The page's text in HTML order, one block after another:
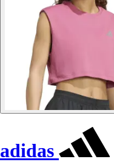
adidas